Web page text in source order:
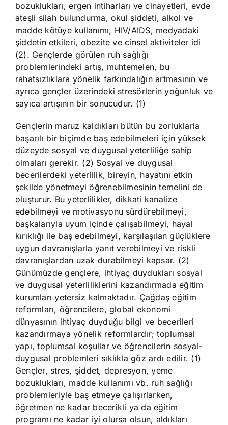
bozuklukları, ergen intiharları ve cinayetleri, evde
ateşli silah bulundurma, okul şiddeti, alkol ve
madde kötüye kullanımı, HIV/AIDS, medyadaki
şiddetin etkileri, obezite ve cinsel aktiviteler idi
(2). Gençlerde görülen ruh sağlığı
problemlerindeki artış, muhtemelen, bu
rahatsızlıklara yönelik farkındalığın artmasının ve
ayrıca gençler üzerindeki stresörlerin yoğunluk ve
sayıca artışının bir sonucudur. (1)
Gençlerin maruz kaldıkları bütün bu zorluklarla
başarılı bir biçimde baş edebilmeleri için yüksek
düzeyde sosyal ve duygusal yeterliliğe sahip
olmaları gerekir. (2) Sosyal ve duygusal
becerilerdeki yeterlilik, bireyin, hayatını etkin
şekilde yönetmeyi öğrenebilmesinin temelini de
oluşturur. Bu yeterlilikler, dikkati kanalize
edebilmeyi ve motivasyonu sürdürebilmeyi,
başkalarıyla uyum içinde çalışabilmeyi, hayal
kırıklığı ile baş edebilmeyi, karşılaşılan güçlüklere
uygun davranışlarla yanıt verebilmeyi ve riskli
davranışlardan uzak durabilmeyi kapsar. (2)
Günümüzde gençlere, ihtiyaç duydukları sosyal
ve duygusal yeterliliklerini kazandırmada eğitim
kurumları yetersiz kalmaktadır. Çağdaş eğitim
reformları, öğrencilere, global ekonomi
dünyasının ihtiyaç duyduğu bilgi ve becerileri
kazandırmaya yönelik reformlardır; toplumsal
yapı, toplumsal koşullar ve öğrencilerin sosyal-
duygusal problemleri sıklıkla göz ardı edilir. (1)
Gençler, stres, şiddet, depresyon, yeme
bozuklukları, madde kullanımı vb. ruh sağlığı
problemleriyle baş etmeye çalışırlarken,
öğretmen ne kadar becerikli ya da eğitim
programı ne kadar iyi olursa olsun, aldıkları